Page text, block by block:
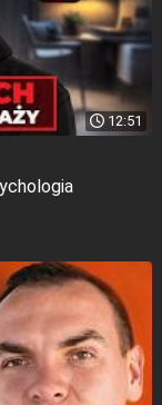
12:51